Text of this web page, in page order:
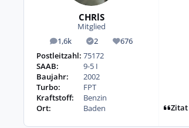
CHRlS
Mitglied
1,6k
Beiträge 2
Lösungen676
Reputation
Postleitzahl: 75172
SAAB:
9-5 I
Baujahr:
2002
Turbo:
FPT
Kraftstoff:
Benzin
Ort:
Baden Zitat